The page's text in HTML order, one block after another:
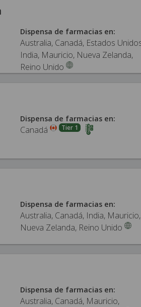
Dispensa de farmacias en:
Australia, Canadá, Estados
India, Mauricio, Nueva Zelanda,
Reino Unido
Dispensa de farmacias en:
Canadá Tier 1
Dispensa de farmacias en:
Australia, Canadá, India, Mauricio,
Nueva Zelanda, Reino Unido
Dispensa de farmacias en:
Australia, Canadá, Mauricio,